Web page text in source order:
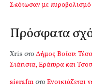
Σκότωσαν με
Πρόσφατα
Xris στο Δήμος Βοΐου:
Σιάτιστα, Εράτυρα και